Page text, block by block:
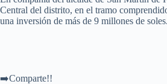
Central del distrito, en el tramo
una inversión de más de 9 millones de
➡️Comparte!!